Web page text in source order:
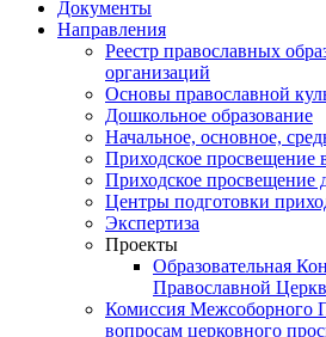
Документы
Направления
Реестр православных
организаций
Основы православной
Дошкольное образование
Начальное, основное,
Приходское просвещение
Приходское просвещение
Центры подготовки
Экспертиза
Проекты
Образовательная
Православной
Комиссия Межсоборного
вопросам церковного